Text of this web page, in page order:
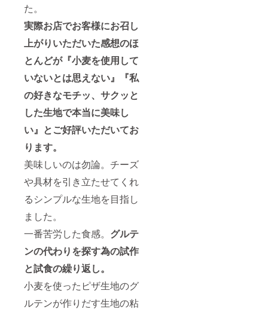
た。
実際お店でお客様にお召し
上がりいただいた感想のほ
とんどが『小麦を使用して
いないとは思えない』『私
の好きなモチッ、サクッと
した生地で本当に美味し
い』とご好評いただいてお
ります。
美味しいのは勿論。チーズ
や具材を引き立たせてくれ
るシンプルな生地を目指し
ました。
一番苦労した食感。 グルテ
ンの代わりを探す為の試作
と試食の繰り返し。
小麦を使ったピザ生地のグ
ルテンが作りだす生地の粘